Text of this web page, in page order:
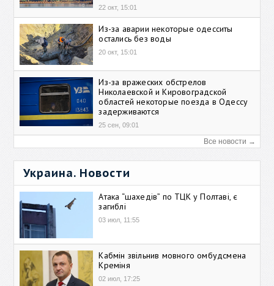
22 окт, 15:01
Из-за аварии некоторые одесситы
остались без воды
20 окт, 15:01
Из-за вражеских обстрелов
Николаевской и Кировоградской
областей некоторые поезда в Одессу
задерживаются
25 сен, 09:01
Все новости →
Украина. Новости
Атака “шахедів” по ТЦК у Полтаві, є
загиблі
03 июл, 11:55
Кабмін звільнив мовного омбудсмена
Креміня
02 июл, 17:25